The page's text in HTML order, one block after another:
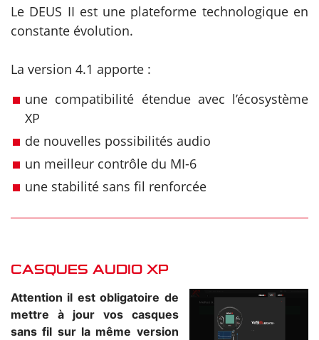
Le DEUS II est une plateforme technologique en
constante évolution.
La version 4.1 apporte :
une compatibilité étendue avec l’écosystème
XP
de nouvelles possibilités audio
un meilleur contrôle du MI-6
une stabilité sans fil renforcée
CASQUES AUDIO XP
Attention il est obligatoire de
mettre à jour vos casques
sans fil sur la même version